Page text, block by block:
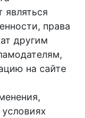
права
другим
на сайте